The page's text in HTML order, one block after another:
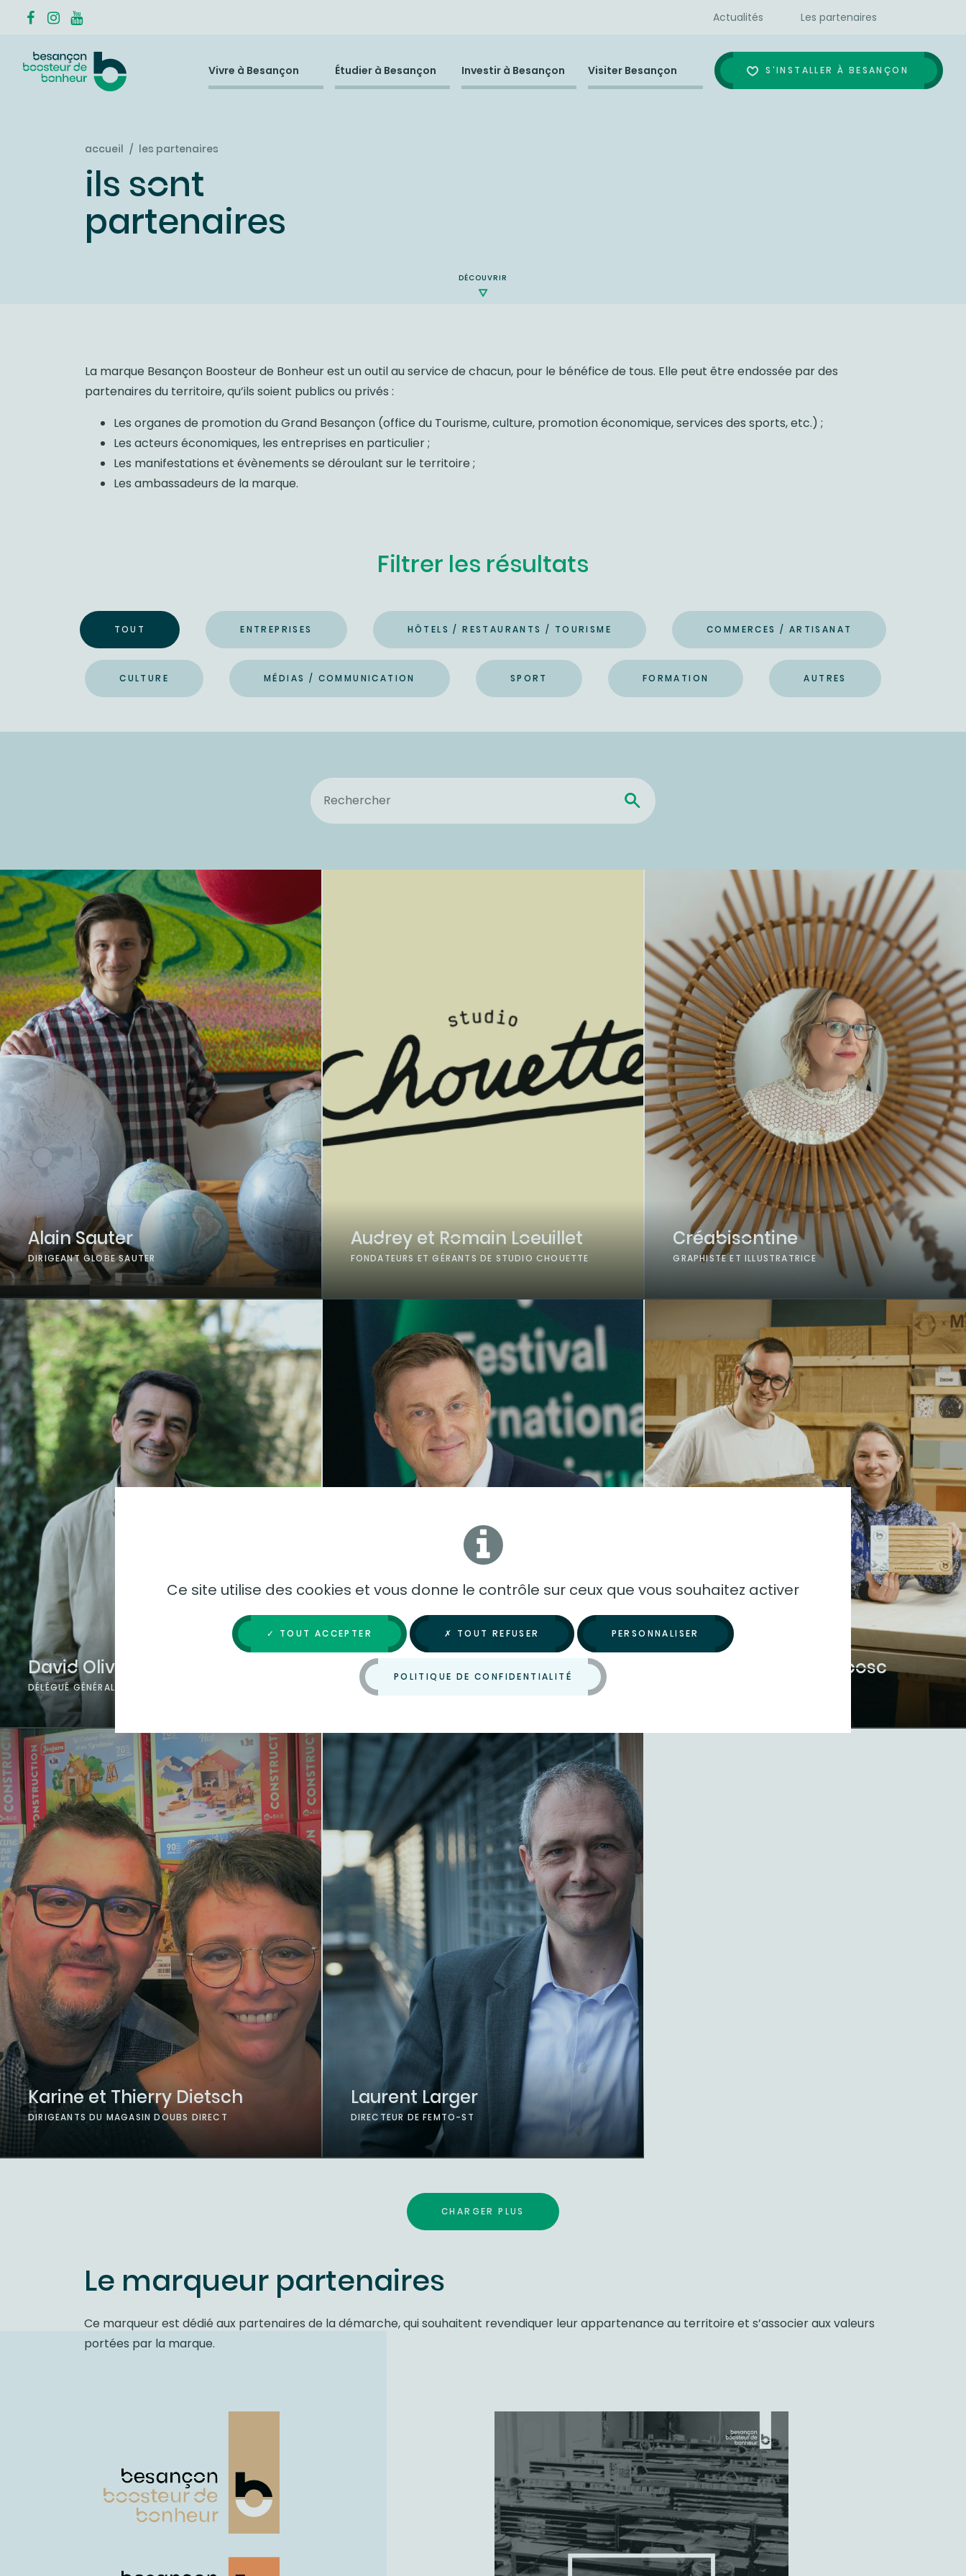
Actualités Les partenaires
Vivre à Besançon Étudier à Besançon Investir à Besançon Visiter Besançon S'INSTALLER À BESANÇON
accueil les partenaires
ils sont
partenaires
DÉCOUVRIR
La marque Besançon Boosteur de Bonheur est un outil au service de chacun, pour le bénéfice de tous. Elle peut être endossée par des
partenaires du territoire, qu’ils soient publics ou privés :
Les organes de promotion du Grand Besançon (office du Tourisme, culture, promotion économique, services des sports, etc.) ;
Les acteurs économiques, les entreprises en particulier ;
Les manifestations et évènements se déroulant sur le territoire ;
Les ambassadeurs de la marque.
Filtrer les résultats
TOUT ENTREPRISES HÔTELS / RESTAURANTS / TOURISME COMMERCES / ARTISANAT
CULTURE MÉDIAS / COMMUNICATION SPORT FORMATION AUTRES
Alain Sauter
DIRIGEANT GLOBE SAUTER
Audrey et Romain Loeuillet
FONDATEURS ET GÉRANTS DE STUDIO CHOUETTE
Créabisontine
GRAPHISTE ET ILLUSTRATRICE
David Olivera
DÉLÉGUÉ GÉNÉRAL DE L'ORCHESTRE VICTOR HUGO
Jean Michel Mathé
DIRECTEUR DU FESTIVAL INTERNATIONAL DE MUSIQUE
BESANÇON FRANCHE-COMTÉ
Jennifer et Sami Dubosc
Karine et Thierry Dietsch
DIRIGEANTS DU MAGASIN DOUBS DIRECT
Laurent Larger
DIRECTEUR DE FEMTO-ST
CHARGER PLUS
Le marqueur partenaires
Ce marqueur est dédié aux partenaires de la démarche, qui souhaitent revendiquer leur appartenance au territoire et s’associer aux valeurs
portées par la marque.
Ce site utilise des cookies et vous donne le contrôle sur ceux que vous souhaitez activer
✓ TOUT ACCEPTER ✗ TOUT REFUSER PERSONNALISER
POLITIQUE DE CONFIDENTIALITÉ